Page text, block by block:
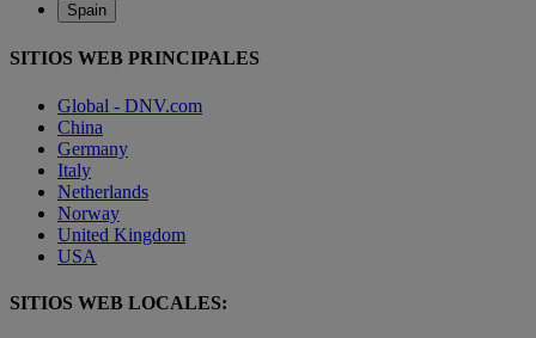
Spain
SITIOS WEB PRINCIPALES
Global - DNV.com
China
Germany
Italy
Netherlands
Norway
United Kingdom
USA
SITIOS WEB LOCALES: